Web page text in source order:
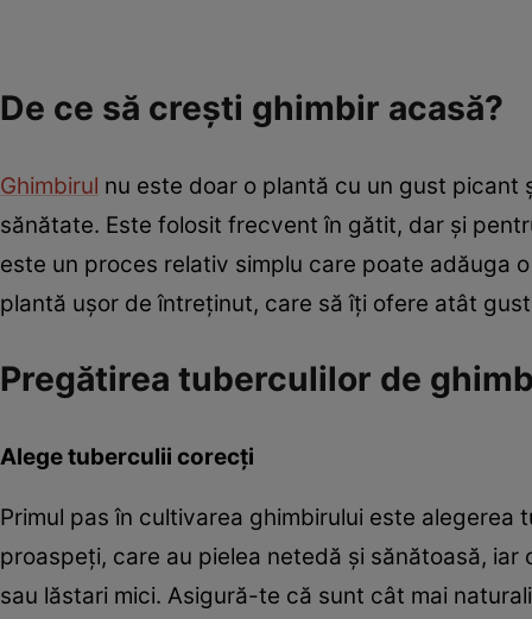
De ce să crești ghimbir acasă?
Ghimbirul nu este doar o plantă cu un gust
sănătate. Este folosit frecvent în gătit, dar și
este un proces relativ simplu care poate adăuga
plantă ușor de întreținut, care să îți ofere atât
Pregătirea tuberculilor de
Alege tuberculii corecți
Primul pas în cultivarea ghimbirului este
proaspeți, care au pielea netedă și sănătoasă,
sau lăstari mici. Asigură-te că sunt cât mai